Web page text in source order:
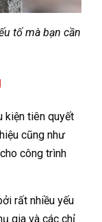
tố mà bạn cần
kiện tiên quyết
cũng như
công trình
rất nhiều yếu
gia và các chỉ